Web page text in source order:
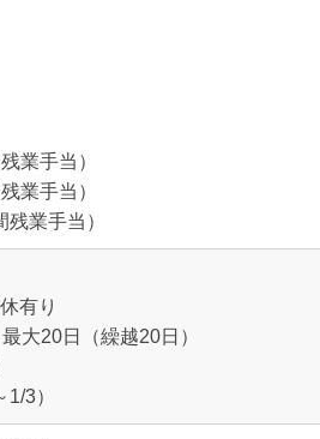
業手当）
業手当）
業手当）
有り
20日（繰越20日）
3）